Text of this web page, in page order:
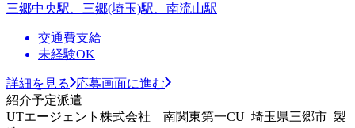
三郷中央駅、三郷(埼玉)駅、南流山駅
交通費支給
未経験OK
詳細を見る
応募画面に進む
紹介予定派遣
UTエージェント株式会社 南関東第一CU_埼玉県三郷市_製